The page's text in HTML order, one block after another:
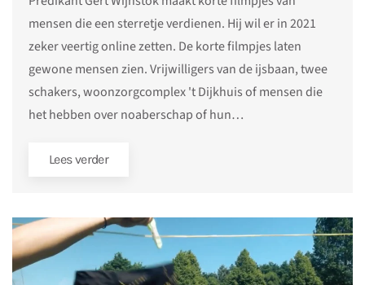
mensen die een sterretje verdienen. Hij wil er in 2021
zeker veertig online zetten. De korte filmpjes laten
gewone mensen zien. Vrijwilligers van de ijsbaan, twee
schakers, woonzorgcomplex 't Dijkhuis of mensen die
het hebben over noaberschap of hun…
Lees verder